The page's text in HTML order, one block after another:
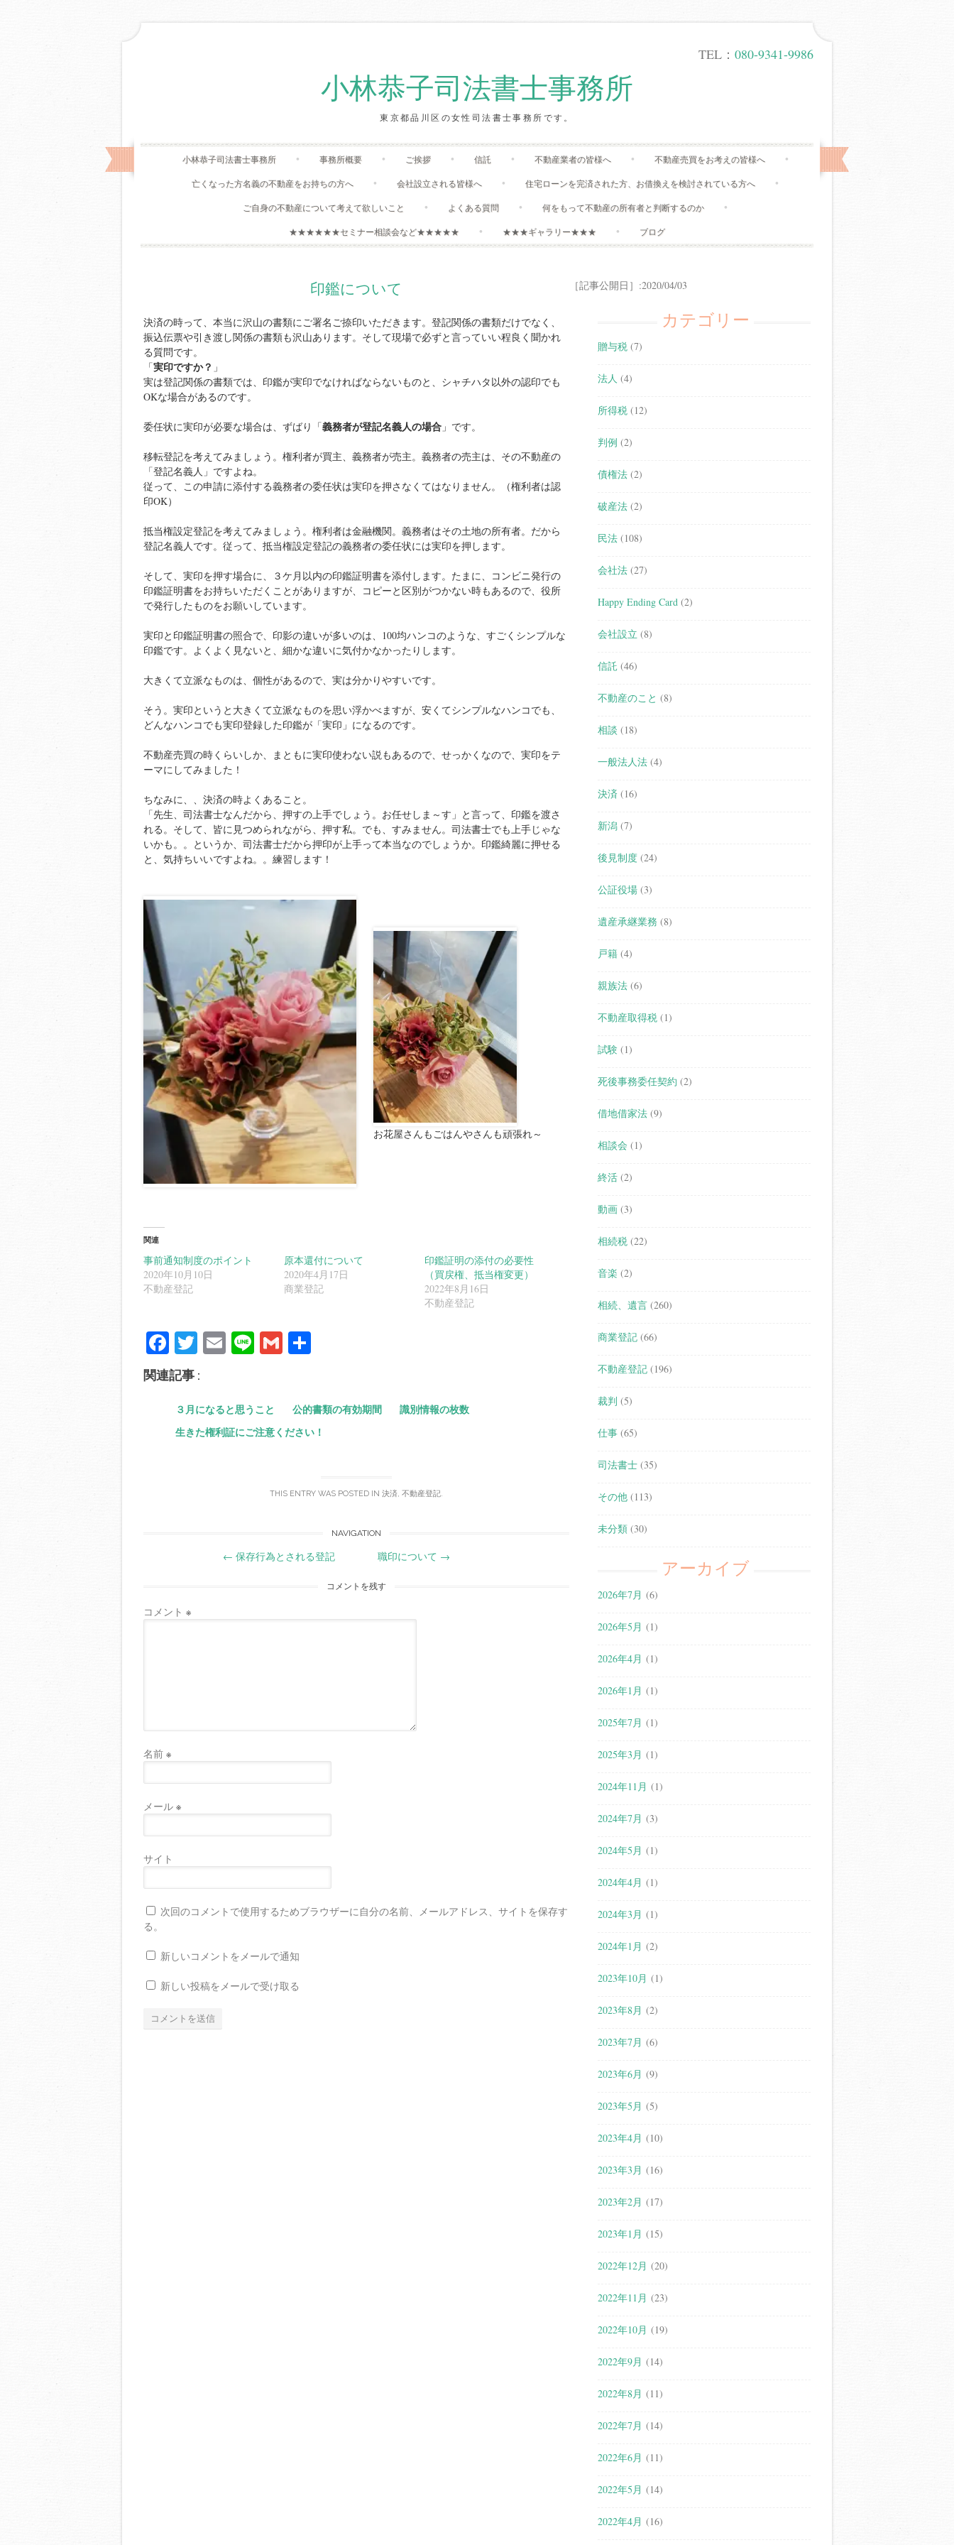
TEL： 080-9341-9986
小林恭子司法書士事務所
東京都品川区の女性司法書士事務所です。
Skip
to
content
小林恭子司法書士事務所 事務所概要 ご挨拶 信託 不動産業者の皆様へ 不動産売買をお考えの皆様へ
亡くなった方名義の不動産をお持ちの方へ 会社設立される皆様へ 住宅ローンを完済された方、お借換えを検討されている方へ
ご自身の不動産について考えて欲しいこと よくある質問 何をもって不動産の所有者と判断するのか
★★★★★★セミナー相談会など★★★★★ ★★★ギャラリー★★★ ブログ
［記事公開日］:2020/04/03
印鑑について
決済の時って、本当に沢山の書類にご署名ご捺印いただきます。登記関係の書類だけでなく、
振込伝票や引き渡し関係の書類も沢山あります。そして現場で必ずと言っていい程良く聞かれ
る質問です。
「実印ですか？ 」
実は登記関係の書類では、印鑑が実印でなければならないものと、シャチハタ以外の認印でも
OKな場合があるのです。
委任状に実印が必要な場合は、ずばり「義務者が登記名義人の場合 」です。
移転登記を考えてみましょう。権利者が買主、義務者が売主。義務者の売主は、その不動産の
「登記名義人」ですよね。
従って、この申請に添付する義務者の委任状は実印を押さなくてはなりません。（権利者は認
印OK）
抵当権設定登記を考えてみましょう。権利者は金融機関。義務者はその土地の所有者。だから
登記名義人です。従って、抵当権設定登記の義務者の委任状には実印を押します。
そして、実印を押す場合に、３ケ月以内の印鑑証明書を添付します。たまに、コンビニ発行の
印鑑証明書をお持ちいただくことがありますが、コピーと区別がつかない時もあるので、役所
で発行したものをお願いしています。
実印と印鑑証明書の照合で、印影の違いが多いのは、100均ハンコのような、すごくシンプルな
印鑑です。よくよく見ないと、細かな違いに気付かなかったりします。
大きくて立派なものは、個性があるので、実は分かりやすいです。
そう。実印というと大きくて立派なものを思い浮かべますが、安くてシンプルなハンコでも、
どんなハンコでも実印登録した印鑑が「実印」になるのです。
不動産売買の時くらいしか、まともに実印使わない説もあるので、せっかくなので、実印をテ
ーマにしてみました！
ちなみに、、決済の時よくあること。
「先生、司法書士なんだから、押すの上手でしょう。お任せしま～す」と言って、印鑑を渡さ
れる。そして、皆に見つめられながら、押す私。でも、すみません。司法書士でも上手じゃな
いかも。。というか、司法書士だから押印が上手って本当なのでしょうか。印鑑綺麗に押せる
と、気持ちいいですよね。。練習します！
お花屋さんもごはんやさんも頑張れ～
関連
事前通知制度のポイント
2020年10月10日
不動産登記
原本還付について
2020年4月17日
商業登記
印鑑証明の添付の必要性
（買戻権、抵当権変更）
2022年8月16日
不動産登記
Fa
ce
bo
ok
T
wi
tte
r
E Li G
関連記事 :
３月になると思うこと 公的書類の有効期間
識別情報の枚数
生きた権利証にご注意ください！
THIS ENTRY WAS POSTED IN 決済, 不動産登記.
NAVIGATION
← 保存行為とされる登記 職印について →
コメントを残す
コメント ※
名前 ※
メール ※
サイト
次回のコメントで使用するためブラウザーに自分の名前、メールアドレス、サイトを保存す
る。
新しいコメントをメールで通知
新しい投稿をメールで受け取る
カテゴリー
贈与税 (7)
法人 (4)
所得税 (12)
判例 (2)
債権法 (2)
破産法 (2)
民法 (108)
会社法 (27)
Happy Ending Card (2)
会社設立 (8)
信託 (46)
不動産のこと (8)
相談 (18)
一般法人法 (4)
決済 (16)
新潟 (7)
後見制度 (24)
公証役場 (3)
遺産承継業務 (8)
戸籍 (4)
親族法 (6)
不動産取得税 (1)
試験 (1)
死後事務委任契約 (2)
借地借家法 (9)
相談会 (1)
終活 (2)
動画 (3)
相続税 (22)
音楽 (2)
相続、遺言 (260)
商業登記 (66)
不動産登記 (196)
裁判 (5)
仕事 (65)
司法書士 (35)
その他 (113)
未分類 (30)
アーカイブ
2026年7月 (6)
2026年5月 (1)
2026年4月 (1)
2026年1月 (1)
2025年7月 (1)
2025年3月 (1)
2024年11月 (1)
2024年7月 (3)
2024年5月 (1)
2024年4月 (1)
2024年3月 (1)
2024年1月 (2)
2023年10月 (1)
2023年8月 (2)
2023年7月 (6)
2023年6月 (9)
2023年5月 (5)
2023年4月 (10)
2023年3月 (16)
2023年2月 (17)
2023年1月 (15)
2022年12月 (20)
2022年11月 (23)
2022年10月 (19)
2022年9月 (14)
2022年8月 (11)
2022年7月 (14)
2022年6月 (11)
2022年5月 (14)
2022年4月 (16)